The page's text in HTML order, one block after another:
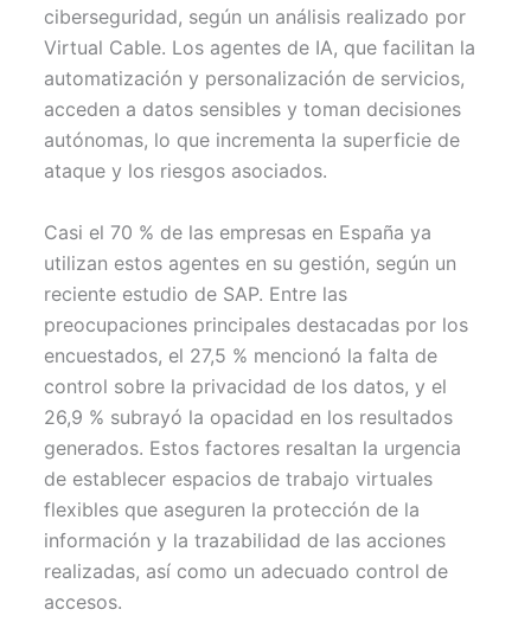
ciberseguridad, según un análisis realizado por
Virtual Cable. Los agentes de IA, que facilitan la
automatización y personalización de servicios,
acceden a datos sensibles y toman decisiones
autónomas, lo que incrementa la superficie de
ataque y los riesgos asociados.
Casi el 70 % de las empresas en España ya
utilizan estos agentes en su gestión, según un
reciente estudio de SAP. Entre las
preocupaciones principales destacadas por los
encuestados, el 27,5 % mencionó la falta de
control sobre la privacidad de los datos, y el
26,9 % subrayó la opacidad en los resultados
generados. Estos factores resaltan la urgencia
de establecer espacios de trabajo virtuales
flexibles que aseguren la protección de la
información y la trazabilidad de las acciones
realizadas, así como un adecuado control de
accesos.